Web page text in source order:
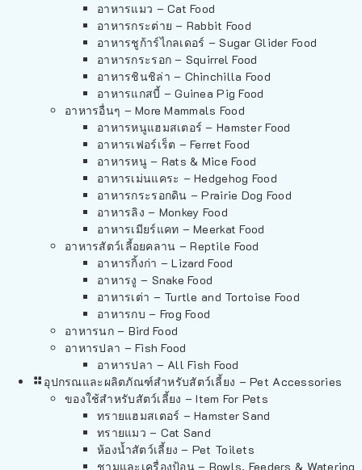
อาหารแมว – Cat Food
อาหารกระต่าย – Rabbit Food
อาหารชูก้าร์ไกลเดอร์ – Sugar Glider Food
อาหารกระรอก – Squirrel Food
อาหารชินชิล่า – Chinchilla Food
อาหารแกสบี้ – Guinea Pig Food
อาหารอื่นๆ – More Mammals Food
อาหารหนูแฮมสเตอร์ – Hamster Food
อาหารเฟอร์เร็ต – Ferret Food
อาหารหนู – Rats & Mice Food
อาหารเม่นแคระ – Hedgehog Food
อาหารกระรอกดิน – Prairie Dog Food
อาหารลิง – Monkey Food
อาหารเมียร์แคท – Meerkat Food
อาหารสัตว์เลี้อยคลาน – Reptile Food
อาหารกิ้งก่า – Lizard Food
อาหารงู – Snake Food
อาหารเต่า – Turtle and Tortoise Food
อาหารกบ – Frog Food
อาหารนก – Bird Food
อาหารปลา – Fish Food
อาหารปลา – All Fish Food
อุปกรณและผลิตภัณฑ์สำหรับสัตว์เลี้ยง – Pet Accessories
ของใช้สำหรับสัตว์เลี้ยง – Item For Pets
ทรายแฮมสเตอร์ – Hamster Sand
ทรายแมว – Cat Sand
ห้องน้ำสัตว์เลี้ยง – Pet Toilets
ชามและเครื่องป้อน – Bowls, Feeders & Watering